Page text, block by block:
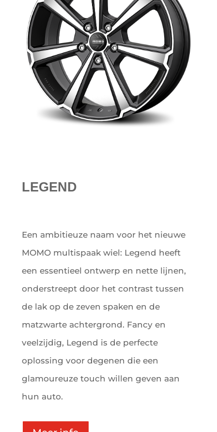
LEGEND
Een ambitieuze naam voor het nieuwe
MOMO multispaak wiel: Legend heeft
een essentieel ontwerp en nette lijnen,
onderstreept door het contrast tussen
de lak op de zeven spaken en de
matzwarte achtergrond. Fancy en
veelzijdig, Legend is de perfecte
oplossing voor degenen die een
glamoureuze touch willen geven aan
hun auto.